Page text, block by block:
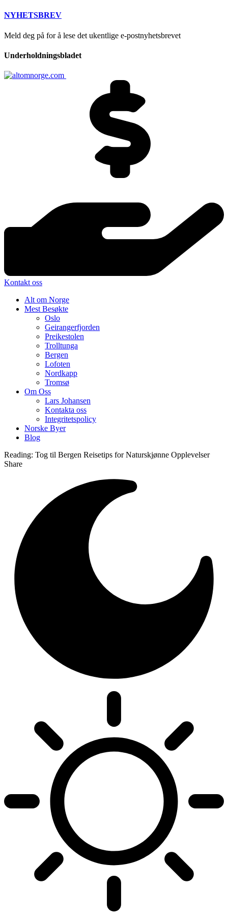
NYHETSBREV
Meld deg på for å lese det ukentlige e-postnyhetsbrevet
Underholdningsbladet
Kontakt oss
Alt om Norge
Mest Besøkte
Oslo
Geirangerfjorden
Preikestolen
Trolltunga
Bergen
Lofoten
Nordkapp
Tromsø
Om Oss
Lars Johansen
Kontakta oss
Integritetspolicy
Norske Byer
Blog
Reading: Tog til Bergen Reisetips for Naturskjønne Opplevelser
Share